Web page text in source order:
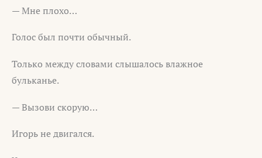
— Мне плохо…
Голос был почти обычный.
Только между словами слышалось влажное
бульканье.
— Вызови скорую…
Игорь не двигался.